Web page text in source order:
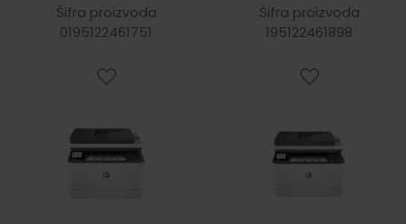
Fax A4 pisač, 33
str/min., Duplex,
USB/LAN
Šifra proizvoda
0195122461751
Fax A4 pisač, 33
str/min., Duplex,
USB/LAN/WiFi
Šifra proizvoda
195122461898